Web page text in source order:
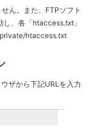
ん。また、FTPソフト
、各「htaccess.txt」
htaccess.txt
ザから下記URLを入力